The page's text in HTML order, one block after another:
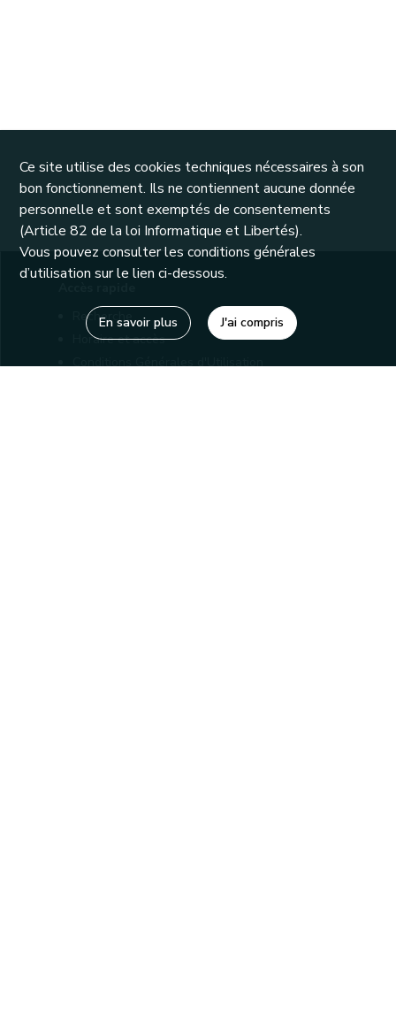
Recherche
Horaire et accès
Conditions Générales d'Utilisation
Ce site utilise des cookies techniques nécessaires à son
bon fonctionnement. Ils ne contiennent aucune donnée
personnelle et sont exemptés de consentements
(Article 82 de la loi Informatique et Libertés).
Vous pouvez consulter les conditions générales
d’utilisation sur le lien ci-dessous.
En savoir plus J'ai compris